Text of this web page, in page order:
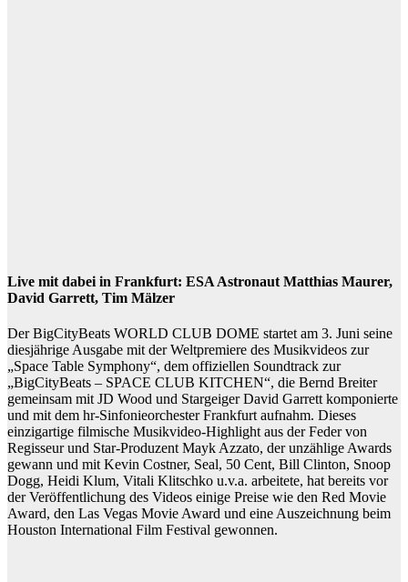
Live mit dabei in Frankfurt: ESA Astronaut Matthias Maurer,
David Garrett, Tim Mälzer
Der BigCityBeats WORLD CLUB DOME startet am 3. Juni seine
diesjährige Ausgabe mit der Weltpremiere des Musikvideos zur
„Space Table Symphony“, dem offiziellen Soundtrack zur
„BigCityBeats – SPACE CLUB KITCHEN“, die Bernd Breiter
gemeinsam mit JD Wood und Stargeiger David Garrett komponierte
und mit dem hr-Sinfonieorchester Frankfurt aufnahm. Dieses
einzigartige filmische Musikvideo-Highlight aus der Feder von
Regisseur und Star-Produzent Mayk Azzato, der unzählige Awards
gewann und mit Kevin Costner, Seal, 50 Cent, Bill Clinton, Snoop
Dogg, Heidi Klum, Vitali Klitschko u.v.a. arbeitete, hat bereits vor
der Veröffentlichung des Videos einige Preise wie den Red Movie
Award, den Las Vegas Movie Award und eine Auszeichnung beim
Houston International Film Festival gewonnen.